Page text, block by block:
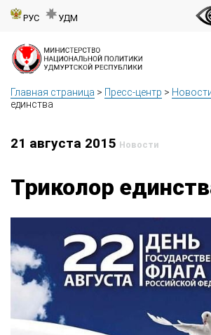
РУС УДМ
Главная страница > Пресс-центр >
единства
21 августа 2015 Новости
Триколор